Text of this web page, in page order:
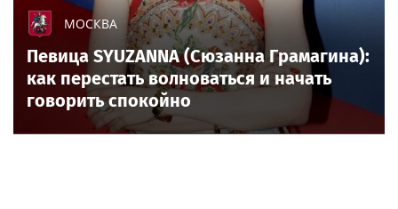
МОСКВА
Певица SYUZANNA (Сюзанна Грамагина):
как перестать волноваться и начать
говорить спокойно